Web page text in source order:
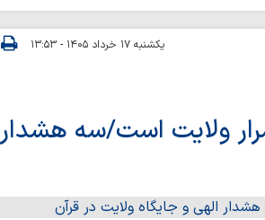
یکشنبه ۱۷ خرداد ۱۴۰۵ - ۱۳:۵۳
ولایت است/سه هشدار